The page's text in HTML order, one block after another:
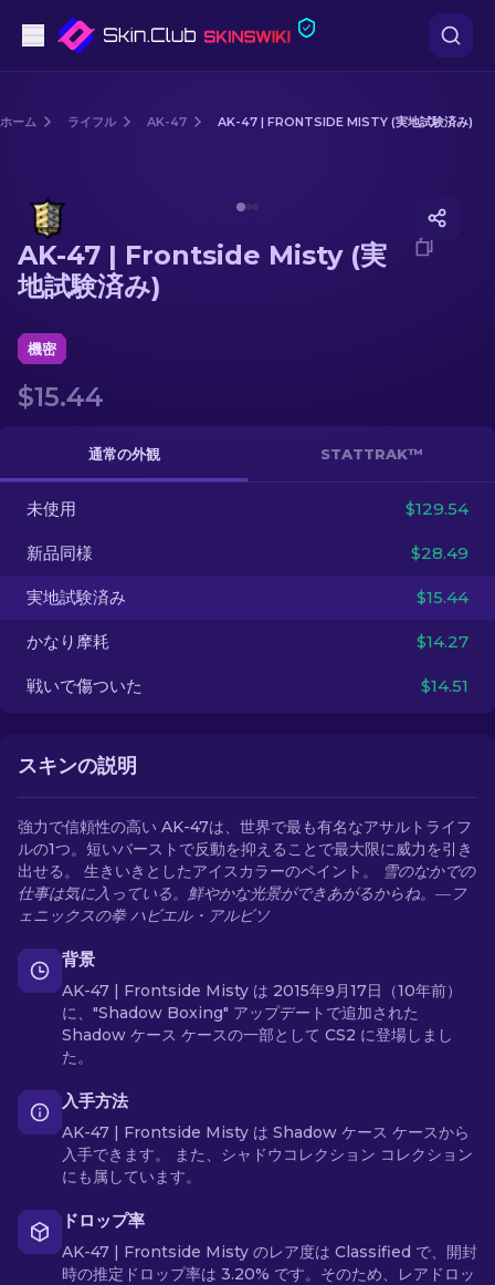
スナイパーライフル
その他
JA
ホーム ライフル AK-47 AK-47 | FRONTSIDE MISTY (実地試験済み)
AK-47 | Frontside Misty (実
地試験済み)
機密
$15.44
通常の外観 STATTRAK™
未使用 $129.54
新品同様 $28.49
実地試験済み $15.44
かなり摩耗 $14.27
戦いで傷ついた $14.51
スキンの説明
強力で信頼性の高い AK-47は、世界で最も有名なアサルトライフ
ルの1つ。短いバーストで反動を抑えることで最大限に威力を引き
出せる。 生きいきとしたアイスカラーのペイント。
雪のなかでの
仕事は気に入っている。鮮やかな光景ができあがるからね。―フ
ェニックスの拳 ハビエル・アルビソ
背景
AK-47 | Frontside Misty は 2015年9月17日（10年前）
に、"Shadow Boxing" アップデートで追加された
Shadow ケース ケースの一部として CS2 に登場しまし
た。
入手方法
AK-47 | Frontside Misty は Shadow ケース ケースから
入手できます。 また、シャドウコレクション コレクション
にも属しています。
ドロップ率
AK-47 | Frontside Misty のレア度は Classified で、開封
時の推定ドロップ率は 3.20% です。そのため、レアドロッ